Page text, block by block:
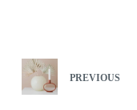
PREVIOUS